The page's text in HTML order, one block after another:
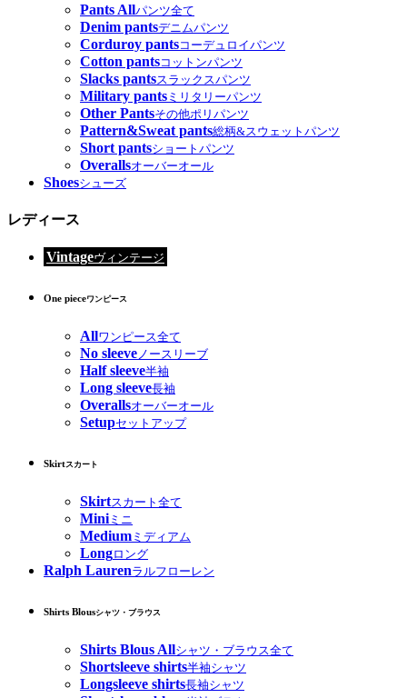
Pants Allパンツ全て
Denim pantsデニムパンツ
Corduroy pantsコーデュロイパンツ
Cotton pantsコットンパンツ
Slacks pantsスラックスパンツ
Military pants ミリタリーパンツ
Other Pantsその他ポリパンツ
Pattern&Sweat pants総柄&スウェットパンツ
Short pantsショートパンツ
Overallsオーバーオール
Shoesシューズ
レディース
Vintageヴィンテージ
One pieceワンピース
Allワンピース全て
No sleeveノースリーブ
Half sleeve半袖
Long sleeve長袖
Overallsオーバーオール
Setupセットアップ
Skirtスカート
Skirtスカート全て
Miniミニ
Medium ミディアム
Longロング
Ralph Laurenラルフローレン
Shirts Blousシャツ・ブラウス
Shirts Blous Allシャツ・ブラウス全て
Shortsleeve shirts半袖シャツ
Longsleeve shirts長袖シャツ